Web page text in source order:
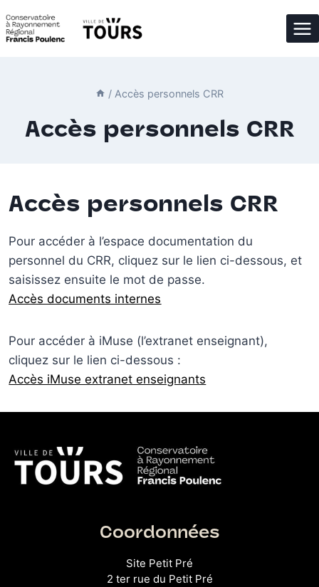
au
contenu
/ Accès personnels CRR
Accès personnels CRR
Accès personnels CRR
Pour accéder à l’espace documentation du
personnel du CRR, cliquez sur le lien ci-dessous, et
saisissez ensuite le mot de passe.
Accès documents internes
Pour accéder à iMuse (l’extranet enseignant),
cliquez sur le lien ci-dessous :
Accès iMuse extranet enseignants
Coordonnées
Site Petit Pré
2 ter rue du Petit Pré